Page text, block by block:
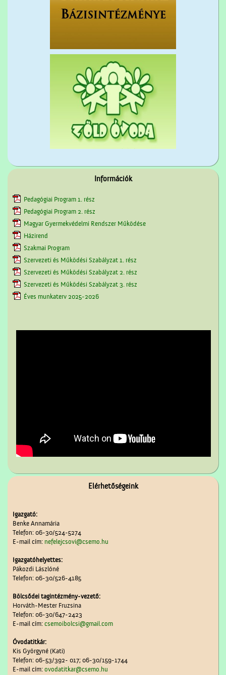
Információk
Pedagógiai Program 1. rész
Pedagógiai Program 2. rész
Magyar Gyermekvédelmi Rendszer Működése
Házirend
Szakmai Program
Szervezeti és Működési Szabályzat 1. rész
Szervezeti és Működési Szabályzat 2. rész
Szervezeti és Működési Szabályzat 3. rész
Éves munkaterv 2025-2026
Elérhetőségeink
Igazgató:
Benke Annamária
Telefon: 06-30/524-5274
E-mail cím: nefelejcsovi@csemo.hu
Igazgatóhelyettes:
Pákozdi Lászlóné
Telefon: 06-30/526-4185
Bölcsődei tagintézmény-vezető:
Horváth-Mester Fruzsina
Telefon: 06-30/647-2423
E-mail cím: csemoibolcsi@gmail.com
Óvodatitkár:
Kis Györgyné (Kati)
Telefon: 06-53/392- 017; 06-30/159-1744
E-mail cím: ovodatitkar@csemo.hu